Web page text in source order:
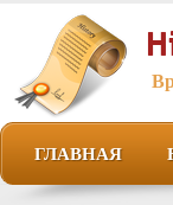
ГЛАВНАЯ